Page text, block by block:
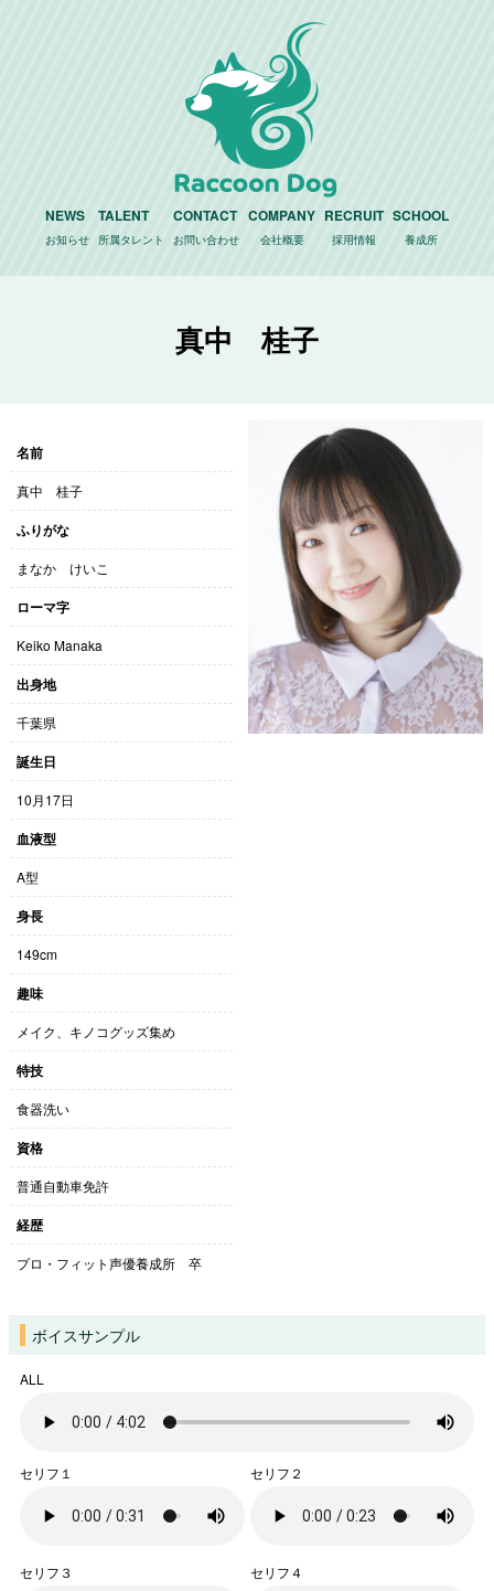
NEWS
お知らせ
TALENT
所属タレント
CONTACT
お問い合わせ
COMPANY
会社概要
RECRUIT
採用情報
SCHOOL
養成所
真中 桂子
名前
真中 桂子
ふりがな
まなか けいこ
ローマ字
Keiko Manaka
出身地
千葉県
誕生日
10月17日
血液型
A型
身長
149cm
趣味
メイク、キノコグッズ集め
特技
食器洗い
資格
普通自動車免許
経歴
プロ・フィット声優養成所 卒
ボイスサンプル
ALL
セリフ１ セリフ２
セリフ３ セリフ４